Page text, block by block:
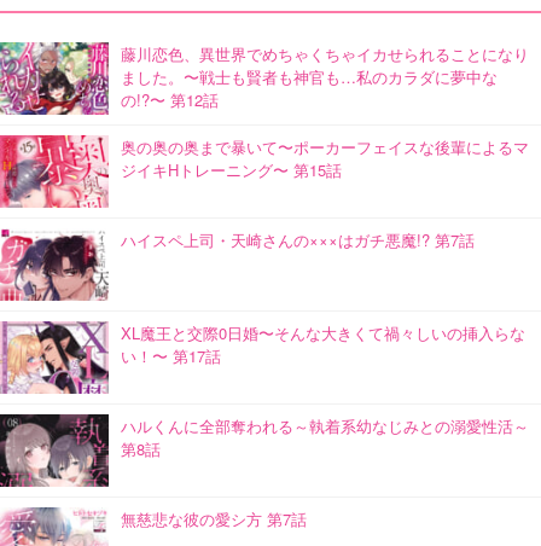
藤川恋色、異世界でめちゃくちゃイカせられることになり
ました。〜戦士も賢者も神官も…私のカラダに夢中な
の!?〜 第12話
奥の奥の奥まで暴いて〜ポーカーフェイスな後輩によるマ
ジイキHトレーニング〜 第15話
ハイスペ上司・天崎さんの×××はガチ悪魔!? 第7話
XL魔王と交際0日婚〜そんな大きくて禍々しいの挿入らな
い！〜 第17話
ハルくんに全部奪われる～執着系幼なじみとの溺愛性活～
第8話
無慈悲な彼の愛シ方 第7話